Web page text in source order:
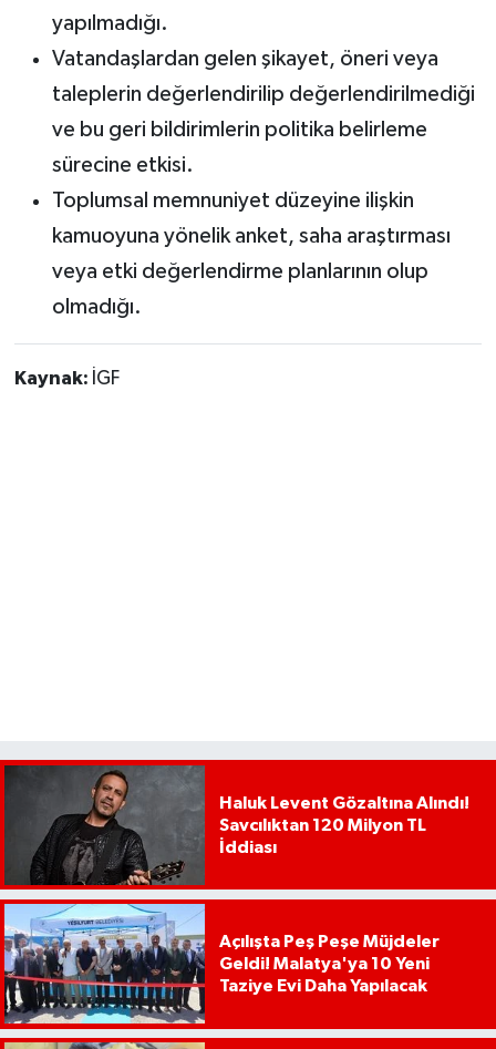
yapılmadığı.
Vatandaşlardan gelen şikayet, öneri veya
taleplerin değerlendirilip değerlendirilmediği
ve bu geri bildirimlerin politika belirleme
sürecine etkisi.
Toplumsal memnuniyet düzeyine ilişkin
kamuoyuna yönelik anket, saha araştırması
veya etki değerlendirme planlarının olup
olmadığı.
Kaynak: İGF
Haluk Levent Gözaltına Alındı!
Savcılıktan 120 Milyon TL
İddiası
Açılışta Peş Peşe Müjdeler
Geldi! Malatya'ya 10 Yeni
Taziye Evi Daha Yapılacak